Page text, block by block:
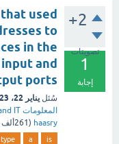
+2
تصويتات
1
إجابة
used
to
in the
and
ports
سُئل يناير 22، 2023
المعلومات computer and IT
haasry
( 261ألف
is
a
type